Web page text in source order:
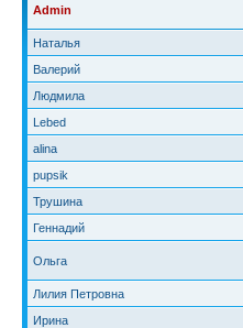
Admin
Наталья
Валерий
Людмила
Lebed
alina
pupsik
Трушина
Геннадий
Ольга
Лилия Петровна
Ирина